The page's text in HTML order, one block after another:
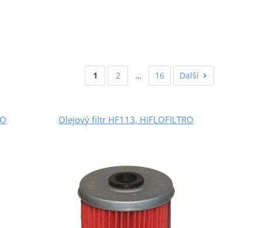
1 2 … 16 Další
Olejový filtr HF113, HIFLOFILTRO